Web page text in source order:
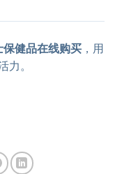
保健品在线购买 ，用
力。